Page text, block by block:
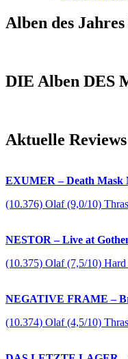
Alben des Jahres
DIE Alben DES
Aktuelle Reviews
EXUMER – Death Mask
(10.376) Olaf (9,0/10)
NESTOR – Live at
(10.375) Olaf (7,5/10)
NEGATIVE FRAME –
(10.374) Olaf (4,5/10)